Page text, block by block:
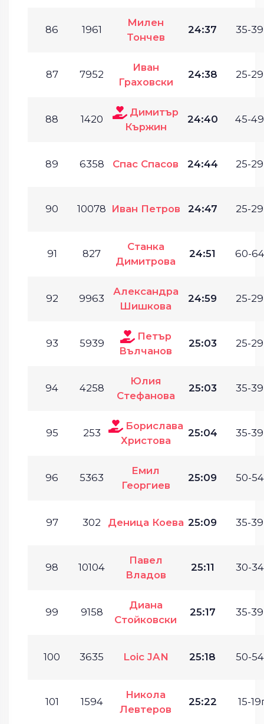
86 1961
Милен
Тончев
24:37 35-
87 7952
Иван
Граховски
24:38 25-
88 1420
Димитър
Кържин
24:40 45-
89 6358 Спас Спасов 24:44 25-
90 10078 Иван Петров 24:47 25-
91 827
Станка
Димитрова
24:51 60-
92 9963
Александра
Шишкова
24:59 25-
93 5939
Петър
Вълчанов
25:03 25-
94 4258
Юлия
Стефанова
25:03 35-
95 253
Борислава
Христова
25:04 35-
96 5363
Емил
Георгиев
25:09 50-
97 302 Деница Коева 25:09 35-
98 10104
Павел
Владов
25:11 30-
99 9158
Диана
Стойковски
25:17 35-
100 3635 Loic JAN 25:18 50-
101 1594
Никола
Левтеров
25:22 15-